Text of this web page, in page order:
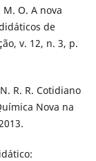
M. O. A nova
de
v. 12, n. 3, p.
N. R. R. Cotidiano
Nova na